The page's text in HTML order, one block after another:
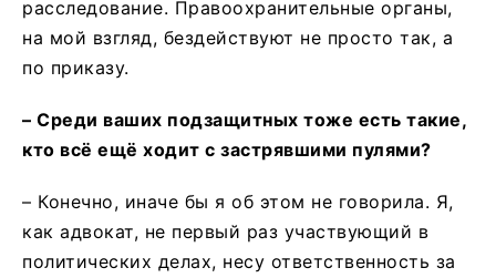
расследование. Правоохранительные органы,
на мой взгляд, бездействуют не просто так, а
по приказу.
– Среди ваших подзащитных тоже есть такие,
кто всё ещё ходит с застрявшими пулями?
– Конечно, иначе бы я об этом не говорила. Я,
как адвокат, не первый раз участвующий в
политических делах, несу ответственность за